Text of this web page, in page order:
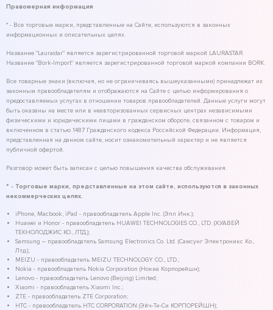
Правомерная информация
* - Все торговые марки, представленные на Сайте, используются в законных
информационных и описательных целях.
Название "Laurastar" является зарегистрированной торговой маркой LAURASTAR.
Название "Bork-Import" является зарегистрированной торговой маркой компании BORK.
Все товарные знаки (включая, но не ограничиваясь вышеуказанными) принадлежат их
законным правообладателям и отображаются на Сайте с целью информирования о
предоставляемых услугах в отношении товаров правообладателей. Данные услуги могут
быть оказаны на месте или в неавторизованных сервисных центрах независимыми
физическими и юридическими лицами в гражданском обороте, связанном с товаром и
включенном в статью 1487 Гражданского кодекса Российской Федерации. Информация,
представленная на данном сайте, носит ознакомительный характер и не является
публичной офертой.
Разговор может быть записан с целью повышения качества обслуживания.
* - Торговые марки, представленные на этом сайте, используются в законных
некоммерческих целях.
iPhone, Macbook, iPad - правообладатель Apple Inc. (Эпл Инк.);
Huawei и Honor - правообладатель HUAWEI TECHNOLOGIES CO., LTD. (ХУАВЕЙ
ТЕКНОЛОДЖИС КО., ЛТД.);
Samsung – правообладатель Samsung Electronics Co. Ltd. (Самсунг Электроникс Ко.,
Лтд.);
MEIZU - правообладатель MEIZU TECHNOLOGY CO., LTD.;
Nokia - правообладатель Nokia Corporation (Нокиа Корпорейшн);
Lenovo - правообладатель Lenovo (Beijing) Limited;
Xiaomi - правообладатель Xiaomi Inc.;
ZTE - правообладатель ZTE Corporation;
HTC - правообладатель HTC CORPORATION (Эйч-Ти-Си КОРПОРЕЙШН);